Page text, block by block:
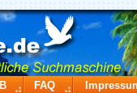
FAQ